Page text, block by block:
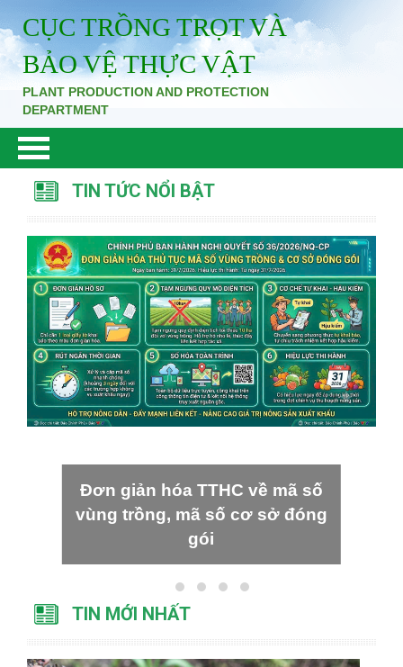
CỤC TRỒNG TRỌT VÀ
BẢO VỆ THỰC VẬT
PLANT PRODUCTION AND PROTECTION
DEPARTMENT
TIN TỨC NỔI BẬT
Đơn giản hóa TTHC về mã số
vùng trồng, mã số cơ sở đóng
gói
TIN MỚI NHẤT